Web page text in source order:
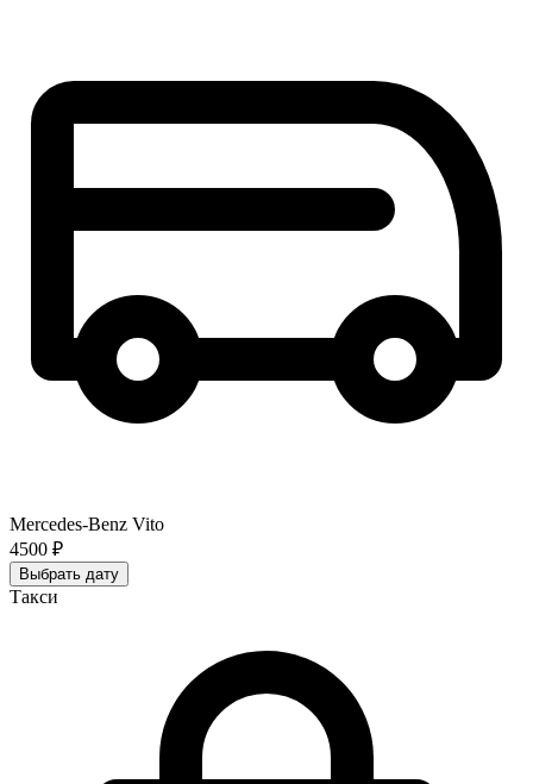
Mercedes-Benz Vito
4500 ₽
Выбрать дату
Такси